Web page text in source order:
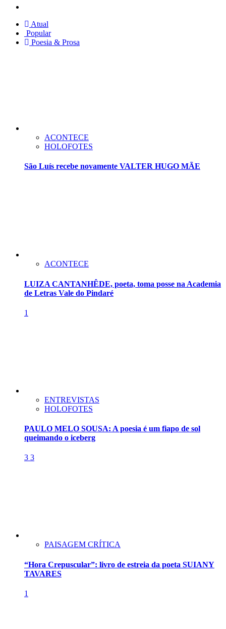
Atual
Popular
Poesia & Prosa
ACONTECE
HOLOFOTES
São Luís recebe novamente VALTER HUGO MÃE
ACONTECE
LUIZA CANTANHÊDE, poeta, toma posse na Academia
de Letras Vale do Pindaré
1
ENTREVISTAS
HOLOFOTES
PAULO MELO SOUSA: A poesia é um fiapo de sol
queimando o iceberg
3 3
PAISAGEM CRÍTICA
“Hora Crepuscular”: livro de estreia da poeta SUIANY
TAVARES
1